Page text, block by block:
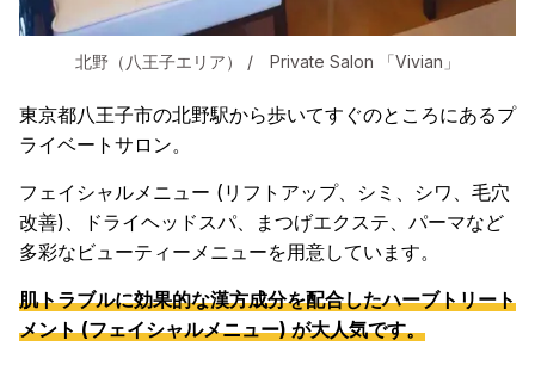
北野（八王子エリア） / Private Salon 「Vivian」
東京都八王子市の北野駅から歩いてすぐのところにあるプ
ライベートサロン。
フェイシャルメニュー (リフトアップ、シミ、シワ、毛穴
改善)、ドライヘッドスパ、まつげエクステ、パーマなど
多彩なビューティーメニューを用意しています。
肌トラブルに効果的な漢方成分を配合したハーブトリート
メント (フェイシャルメニュー) が大人気です。